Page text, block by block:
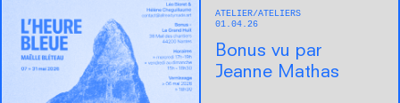
ATELIER ATELIERS
01.04.26
Bonus vu par
Jeanne Mathas